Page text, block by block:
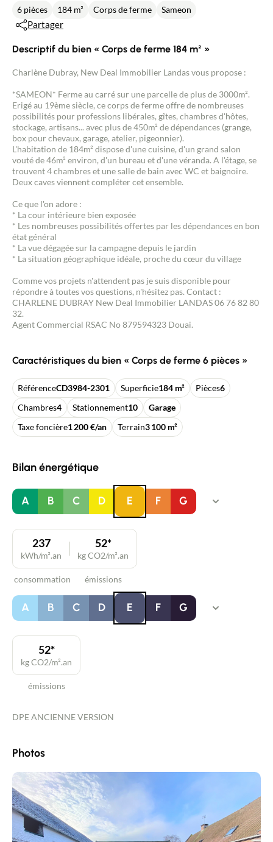
6 pièces 184 m² Corps de ferme Sameon
Partager
Descriptif du bien « Corps de ferme 184 m² »
Charlène Dubray, New Deal Immobilier Landas vous propose :
*SAMEON* Ferme au carré sur une parcelle de plus de 3000m².
Erigé au 19ème siècle, ce corps de ferme offre de nombreuses
possibilités pour professions libérales, gîtes, chambres d'hôtes,
stockage, artisans... avec plus de 450m² de dépendances (grange,
box pour chevaux, garage, atelier, pigeonnier).
L'habitation de 184m² dispose d'une cuisine, d'un grand salon
vouté de 46m² environ, d'un bureau et d'une véranda. A l'étage, se
trouvent 4 chambres et une salle de bain avec WC et baignoire.
Deux caves viennent compléter cet ensemble.
Ce que l'on adore :
* La cour intérieure bien exposée
* Les nombreuses possibilités offertes par les dépendances en bon
état général
* La vue dégagée sur la campagne depuis le jardin
* La situation géographique idéale, proche du cœur du village
Comme vos projets n'attendent pas je suis disponible pour
répondre à toutes vos questions, n'hésitez pas. Contact :
CHARLENE DUBRAY New Deal Immobilier LANDAS 06 76 82 80
32.
Agent Commercial RSAC No 879594323 Douai.
Caractéristiques du bien « Corps de ferme 6 pièces »
RéférenceCD3984-2301 Superficie184 m² Pièces6
Chambres4 Stationnement10
Garage
Taxe foncière1 200 €/an Terrain3 100 m²
Bilan énergétique
A B C D E F G
consommation
237
kWh/m².an
émissions
52*
kg CO2/m².an
A B C D E F G
émissions
52*
kg CO2/m².an
DPE ANCIENNE VERSION
Photos